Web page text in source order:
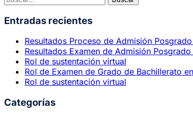
Entradas recientes
Resultados Proceso de Admisión
Resultados Examen de Admisión
Rol de sustentación virtual
Rol de Examen de Grado de Bachillerato
Rol de sustentación virtual
Categorías